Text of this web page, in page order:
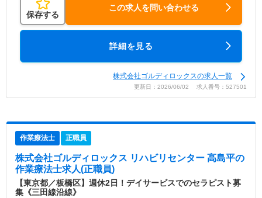
保存する
この求人を問い合わせる
詳細を見る
株式会社ゴルディロックスの求人一覧
更新日：2026/06/02 求人番号：527501
作業療法士 正職員
株式会社ゴルディロックス リハビリセンター 高島平の
作業療法士求人(正職員)
【東京都／板橋区】週休2日！デイサービスでのセラピスト募
集《三田線沿線》